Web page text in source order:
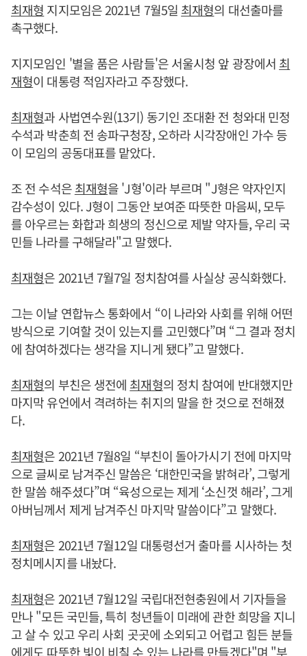
최재형 지지모임은 2021년 7월5일 최재형의 대선출마를
촉구했다.
지지모임인 '별을 품은 사람들'은 서울시청 앞 광장에서 최
재형이 대통령 적임자라고 주장했다.
최재형과 사법연수원(13기) 동기인 조대환 전 청와대 민정
수석과 박춘희 전 송파구청장, 오하라 시각장애인 가수 등
이 모임의 공동대표를 맡았다.
조 전 수석은최재형을 'J형'이라 부르며 "J형은 약자인지
감수성이 있다. J형이 그동안 보여준 따뜻한 마음씨, 모두
를 아우르는 화합과 희생의 정신으로 제발 약자들, 우리 국
민들 나라를 구해달라"고 말했다.
최재형은 2021년 7월7일 정치참여를 사실상 공식화했다.
그는 이날 연합뉴스 통화에서 “이 나라와 사회를 위해 어떤
방식으로 기여할 것이 있는지를 고민했다”며 “그 결과 정치
에 참여하겠다는 생각을 지니게 됐다”고 말했다.
최재형의 부친은 생전에 최재형의 정치 참여에 반대했지만
마지막 유언에서 격려하는 취지의 말을 한 것으로 전해졌
다.
최재형은 2021년 7월8일 “부친이 돌아가시기 전에 마지막
으로 글씨로 남겨주신 말씀은 ‘대한민국을 밝혀라’, 그렇게
한 말씀 해주셨다”며 “육성으로는 제게 ‘소신껏 해라’, 그게
아버님께서 제게 남겨주신 마지막 말씀이다”고 말했다.
최재형은 2021년 7월12일 대통령선거 출마를 시사하는 첫
정치메시지를 내놨다.
최재형은 2021년 7월12일 국립대전현충원에서 기자들을
만나 "모든 국민들, 특히 청년들이 미래에 관한 희망을 지니
고 살 수 있고 우리 사회 곳곳에 소외되고 어렵고 힘든 분들
에게도 따뜻한 빛이 비칠 수 있는 나라를 만들겠다"며 "부